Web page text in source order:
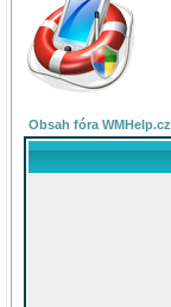
Obsah fóra WMHelp.cz